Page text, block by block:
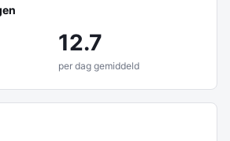
12.7
per dag gemiddeld